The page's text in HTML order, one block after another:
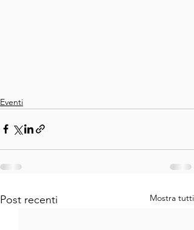
Eventi
Post recenti Mostra tutti